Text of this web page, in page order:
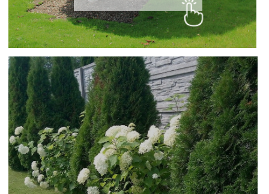
ПОСАДКИ ЦВЕТНИКОВ И
МИКСБОРДЕРОВ